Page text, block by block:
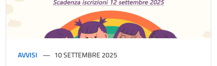
AVVISI 10 SETTEMBRE 2025